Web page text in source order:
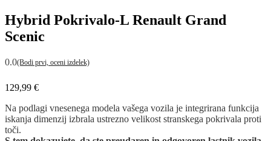
Hybrid Pokrivalo-L Renault Grand
Scenic
0.0(Bodi prvi, oceni izdelek)
129,99 €
Na podlagi vnesenega modela vašega vozila je integrirana funkcija
iskanja dimenzij izbrala ustrezno velikost stranskega pokrivala proti
toči.